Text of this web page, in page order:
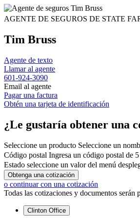
AGENTE DE SEGUROS DE STATE
Tim Bruss
Agente de texto
Llamar al agente
601-924-3090
Email al agente
Pagar una factura
Obtén una tarjeta de identificación
¿Le gustaría obtener una
Seleccione un producto Seleccione un
Código postal Ingresa un código postal de
Estado seleccione un valor del menú
Obtenga una cotización
o continuar con una cotización
Todas las cotizaciones y documentos serán
Clinton Office